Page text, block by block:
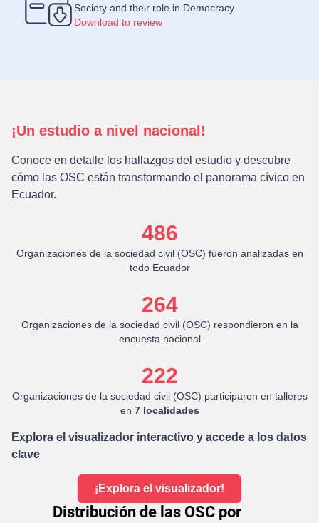
Society and their role in Democracy
Download to review
¡Un estudio a nivel nacional!
Conoce en detalle los hallazgos del estudio y descubre
cómo las OSC están transformando el panorama cívico en
Ecuador.
486
Organizaciones de la sociedad civil (OSC) fueron analizadas en
todo Ecuador
264
Organizaciones de la sociedad civil (OSC) respondieron en la
encuesta nacional
222
Organizaciones de la sociedad civil (OSC) participaron en talleres
en 7 localidades
Explora el visualizador interactivo y accede a los datos
clave
¡Explora el visualizador!